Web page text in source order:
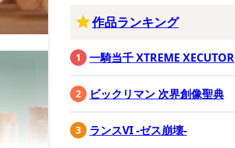
作品ランキング
一騎当千 XTREME XECUTOR
ビックリマン 次界創像聖典
ランスVI -ゼス崩壊-